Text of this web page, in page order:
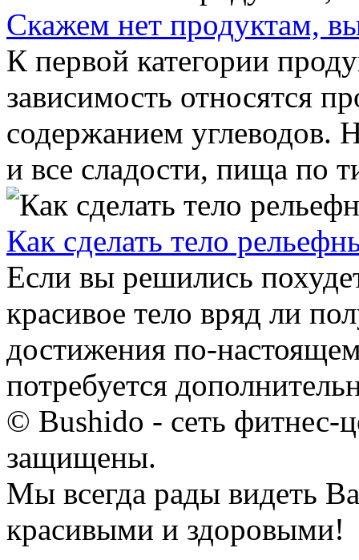
Скажем нет продуктам,
К первой категории
зависимость относятся
содержанием углеводов.
и все сладости, пища по
Как сделать тело
Если вы решились
красивое тело вряд ли
достижения по-
потребуется
© Bushido - сеть фитнес-
защищены.
Мы всегда рады видеть
красивыми и здоровыми!